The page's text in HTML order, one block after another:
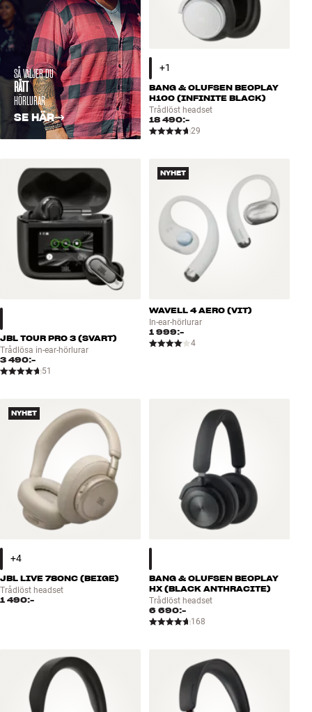
SÅ VÄLJER DU
RÄTT
HÖRLURAR
SE HÄR
BANG & OLUFSEN BEOPLAY
H100 (INFINITE BLACK)
Trådlöst headset
18 490:-
29
JBL TOUR PRO 3 (SVART)
Trådlösa in-ear-hörlurar
3 490:-
51
NYHET
WAVELL 4 AERO (VIT)
In-ear-hörlurar
1 999:-
4
NYHET
JBL LIVE 780NC (BEIGE)
Trådlöst headset
1 490:-
BANG & OLUFSEN BEOPLAY
HX (BLACK ANTHRACITE)
Trådlöst headset
6 690:-
168